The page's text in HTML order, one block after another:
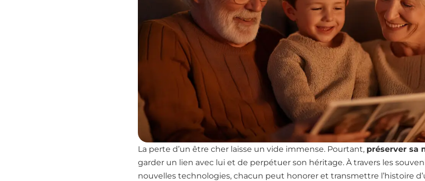
La perte d’un être cher laisse un vide immense. Pourtant, préserver sa
garder un lien avec lui et de perpétuer son héritage. À travers les
nouvelles technologies, chacun peut honorer et transmettre l’histoire